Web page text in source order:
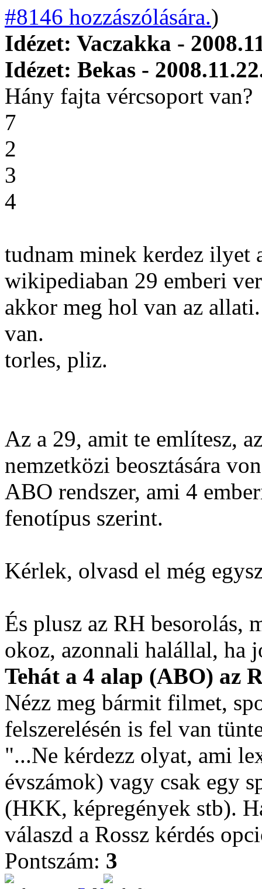
#8146 hozzászólására.)
Idézet: Vaczakka -
Idézet: Bekas -
Hány fajta vércsoport van?
7
2
3
4
tudnam minek kerdez ilyet
wikipediaban 29 emberi
akkor meg hol van az
van.
torles, pliz.
Az a 29, amit te említesz,
nemzetközi beosztására
ABO rendszer, ami 4
fenotípus szerint.
Kérlek, olvasd el még
És plusz az RH besorolás,
okoz, azonnali halállal, ha
Tehát a 4 alap (ABO) az
Nézz meg bármit filmet,
felszerelésén is fel van
"...Ne kérdezz olyat, ami
évszámok) vagy csak egy
(HKK, képregények stb).
válaszd a Rossz kérdés
Pontszám: 3